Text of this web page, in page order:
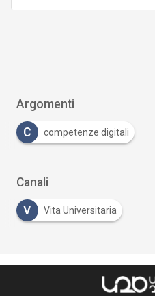
Argomenti
C competenze digitali
Canali
V Vita Universitaria